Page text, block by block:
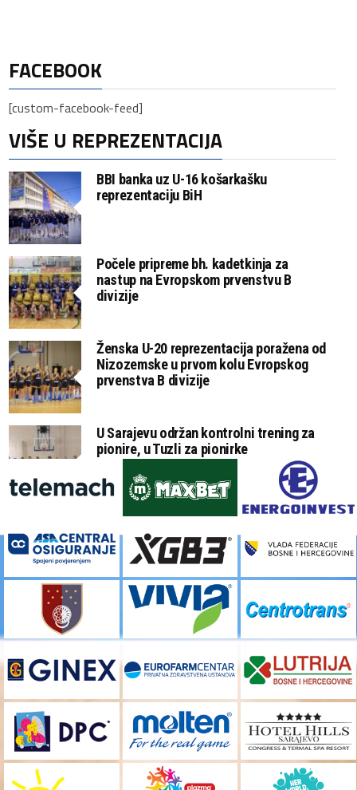
FACEBOOK
[custom-facebook-feed]
VIŠE U REPREZENTACIJA
BBI banka uz U-16 košarkašku
reprezentaciju BiH
Počele pripreme bh. kadetkinja za
nastup na Evropskom prvenstvu B
divizije
Ženska U-20 reprezentacija poražena od
Nizozemske u prvom kolu Evropskog
prvenstva B divizije
U Sarajevu održan kontrolni trening za
pionire, u Tuzli za pionirke